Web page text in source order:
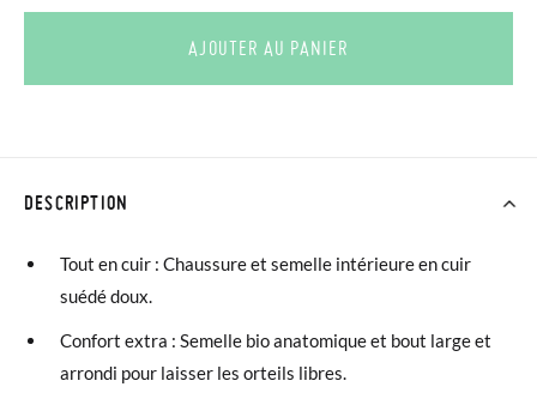
AJOUTER AU PANIER
DESCRIPTION
Tout en cuir : Chaussure et semelle intérieure en cuir
suédé doux.
Confort extra : Semelle bio anatomique et bout large et
arrondi pour laisser les orteils libres.